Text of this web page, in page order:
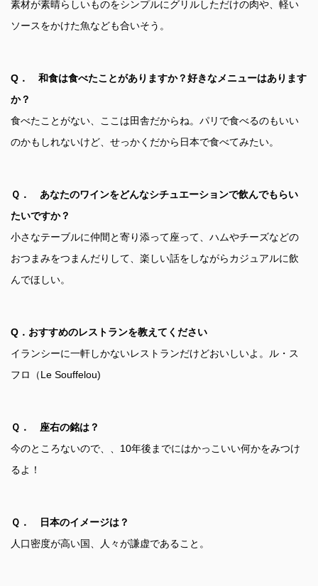
素材が素晴らしいものをシンプルにグリルしただけの肉や、軽い
ソースをかけた魚なども合いそう。
Q． 和食は食べたことがありますか？好きなメニューはあります
か？
食べたことがない、ここは田舎だからね。パリで食べるのもいい
のかもしれないけど、せっかくだから日本で食べてみたい。
Ｑ． あなたのワインをどんなシチュエーションで飲んでもらい
たいですか？
小さなテーブルに仲間と寄り添って座って、ハムやチーズなどの
おつまみをつまんだりして、楽しい話をしながらカジュアルに飲
んでほしい。
Q．おすすめのレストランを教えてください
イランシーに一軒しかないレストランだけどおいしいよ。ル・ス
フロ（Le Souffelou)
Ｑ． 座右の銘は？
今のところないので、、10年後までにはかっこいい何かをみつけ
るよ！
Ｑ． 日本のイメージは？
人口密度が高い国、人々が謙虚であること。